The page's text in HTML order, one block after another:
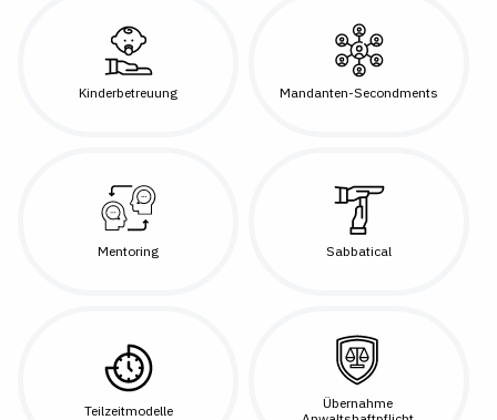
Kinderbetreuung Mandanten-Secondments
Mentoring Sabbatical
Teilzeitmodelle
Übernahme